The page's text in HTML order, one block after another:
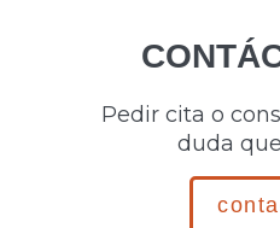
Pedir cita o
duda